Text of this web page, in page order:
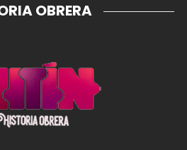
OBRERA